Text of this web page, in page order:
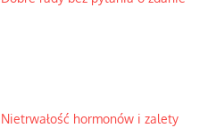
Nietrwałość hormonów i zalety